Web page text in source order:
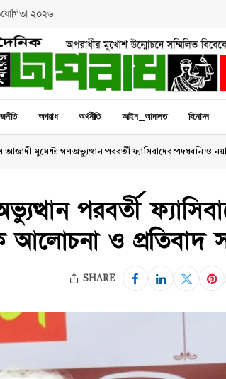
২০২৬
অপরাধ অর্থনীতি আইন_আদালত বিনোদন
আজাদী মুমেন্ট: গণঅভ্যুত্থান পরবর্তী ফ্যাসিবাদের পদধ্বনি ও
পরবর্তী
আলোচনা ও প্রতিবাদ
SHARE